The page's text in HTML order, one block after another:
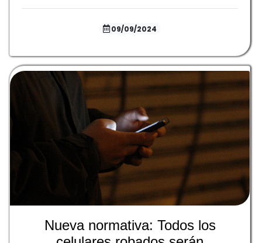
09/09/2024
Nueva normativa: Todos los